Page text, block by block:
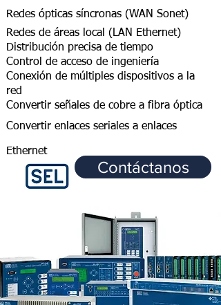
Redes ópticas síncronas (WAN Sonet)
Redes de áreas local (LAN Ethernet)
Distribución precisa de tiempo
Control de acceso de ingeniería
Conexión de múltiples dispositivos a la
red
Convertir señales de cobre a fibra óptica
Convertir enlaces seriales a enlaces
Ethernet
Contáctanos